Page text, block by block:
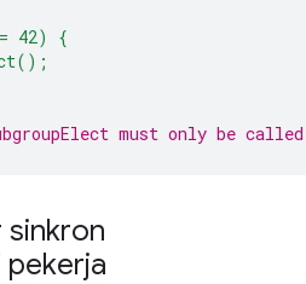
42) {
must only be
sinkron